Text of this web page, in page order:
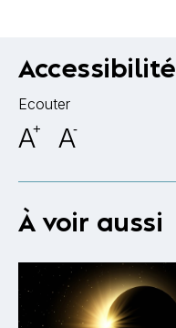
Accessibilité
Ecouter
A+ A-
À voir aussi